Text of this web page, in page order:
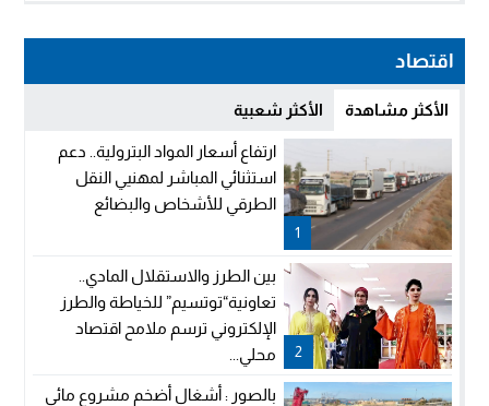
اقتصاد
الأكثر مشاهدة الأكثر شعبية
1
ارتفاع أسعار المواد البترولية.. دعم
استثنائي المباشر لمهنيي النقل
الطرقي للأشخاص والبضائع
2
بين الطرز والاستقلال المادي..
تعاونية“توتسيم” للخياطة والطرز
الإلكتروني ترسم ملامح اقتصاد
محلي...
بالصور : أشغال أضخم مشروع مائي